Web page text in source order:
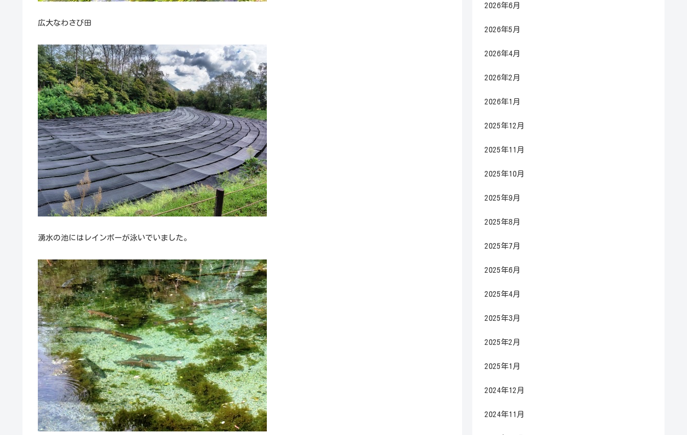
広大なわさび田
湧水の池にはレインボーが泳いでいました。
2026年6月
2026年5月
2026年4月
2026年2月
2026年1月
2025年12月
2025年11月
2025年10月
2025年9月
2025年8月
2025年7月
2025年6月
2025年4月
2025年3月
2025年2月
2025年1月
2024年12月
2024年11月